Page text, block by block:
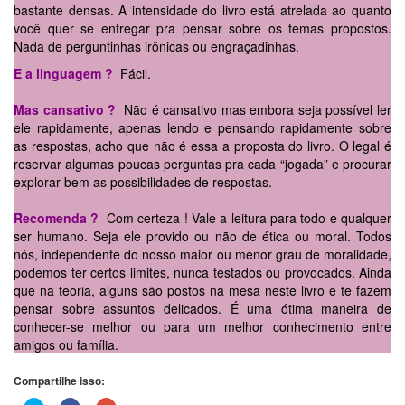
bastante densas. A intensidade do livro está atrelada ao quanto
você quer se entregar pra pensar sobre os temas propostos.
Nada de perguntinhas irônicas ou engraçadinhas.
E a linguagem ? Fácil.
Mas cansativo ? Não é cansativo mas embora seja possível ler
ele rapidamente, apenas lendo e pensando rapidamente sobre
as respostas, acho que não é essa a proposta do livro. O legal é
reservar algumas poucas perguntas pra cada “jogada” e procurar
explorar bem as possibilidades de respostas.
Recomenda ? Com certeza ! Vale a leitura para todo e qualquer
ser humano. Seja ele provido ou não de ética ou moral. Todos
nós, independente do nosso maior ou menor grau de moralidade,
podemos ter certos limites, nunca testados ou provocados. Ainda
que na teoria, alguns são postos na mesa neste livro e te fazem
pensar sobre assuntos delicados. É uma ótima maneira de
conhecer-se melhor ou para um melhor conhecimento entre
amigos ou família.
Compartilhe isso: